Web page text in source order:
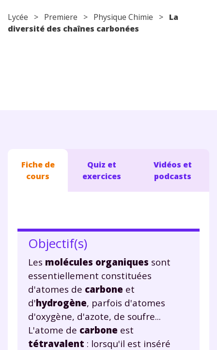
Lycée > Premiere > Physique Chimie > La
diversité des chaînes carbonées
Fiche de
cours
Quiz et
exercices
Vidéos et
podcasts
Objectif(s)
Les molécules organiques sont
essentiellement constituées
d'atomes de carbone et
d'hydrogène, parfois d'atomes
d'oxygène, d'azote, de soufre...
L'atome de carbone est
tétravalent : lorsqu'il est inséré